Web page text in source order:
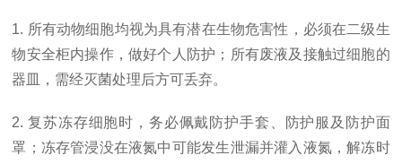
1. 所有动物细胞均视为具有潜在生物危害性，必须在二级生
物安全柜内操作，做好个人防护；所有废液及接触过细胞的
器皿，需经灭菌处理后方可丢弃。
2. 复苏冻存细胞时，务必佩戴防护手套、防护服及防护面
罩；冻存管浸没在液氮中可能发生泄漏并灌入液氮，解冻时